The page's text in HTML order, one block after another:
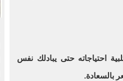
احتياجاته حتى يبادلك نفس
بالسعادة.